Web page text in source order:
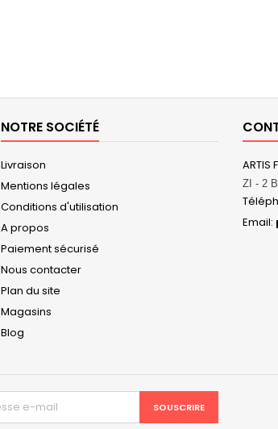
NOTRE SOCIÉTÉ
Livraison
Mentions légales
Conditions d'utilisation
A propos
Paiement sécurisé
Nous contacter
Plan du site
Magasins
Blog
ARTIS
ZI - 2
Email: